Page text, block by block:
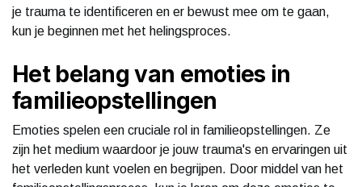
je trauma te identificeren en er bewust mee om te gaan,
kun je beginnen met het helingsproces.
Het belang van emoties in
familieopstellingen
Emoties spelen een cruciale rol in familieopstellingen. Ze
zijn het medium waardoor je jouw trauma's en ervaringen uit
het verleden kunt voelen en begrijpen. Door middel van het